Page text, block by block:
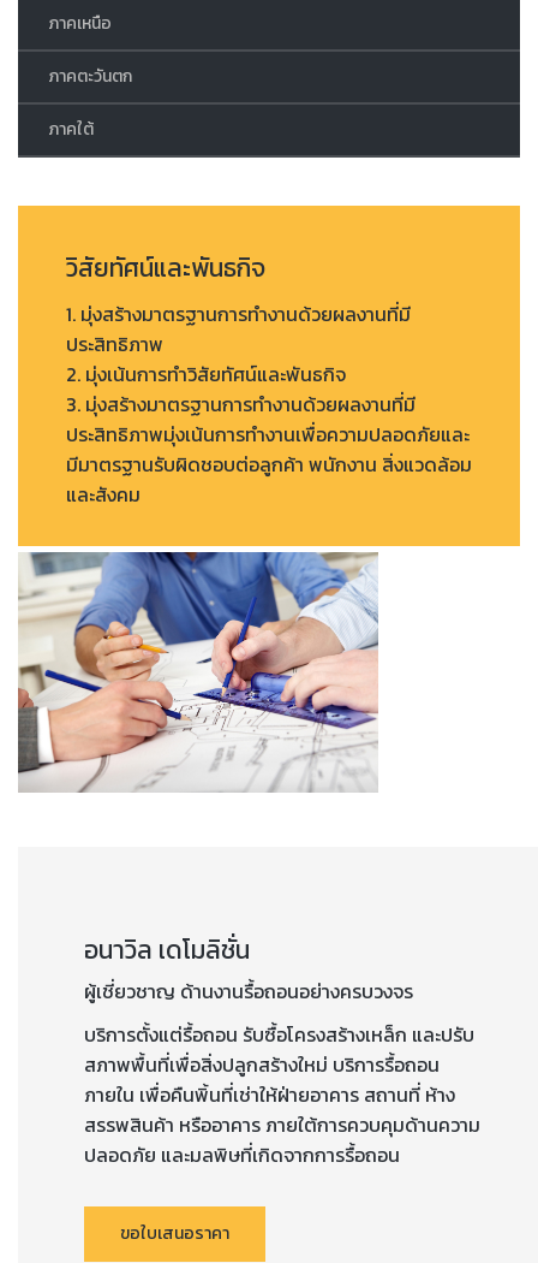
ภาคเหนือ
ภาคตะวันตก
ภาคใต้
วิสัยทัศน์และพันธกิจ
1. มุ่งสร้างมาตรฐานการทำงานด้วยผลงานที่มี
ประสิทธิภาพ
2. มุ่งเน้นการทำวิสัยทัศน์และพันธกิจ
3. มุ่งสร้างมาตรฐานการทำงานด้วยผลงานที่มี
ประสิทธิภาพมุ่งเน้นการทำงานเพื่อความปลอดภัยและ
มีมาตรฐานรับผิดชอบต่อลูกค้า พนักงาน สิ่งแวดล้อม
และสังคม
อนาวิล เดโมลิชั่น
ผู้เชี่ยวชาญ ด้านงานรื้อถอนอย่างครบวงจร
บริการตั้งแต่รื้อถอน รับซื้อโครงสร้างเหล็ก และปรับ
สภาพพื้นที่เพื่อสิ่งปลูกสร้างใหม่ บริการรื้อถอน
ภายใน เพื่อคืนพิ้นที่เช่าให้ฝ่ายอาคาร สถานที่ ห้าง
สรรพสินค้า หรืออาคาร ภายใต้การควบคุมด้านความ
ปลอดภัย และมลพิษที่เกิดจากการรื้อถอน
ขอใบเสนอราคา